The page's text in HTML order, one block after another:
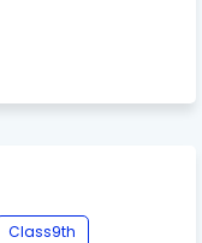
Class9th